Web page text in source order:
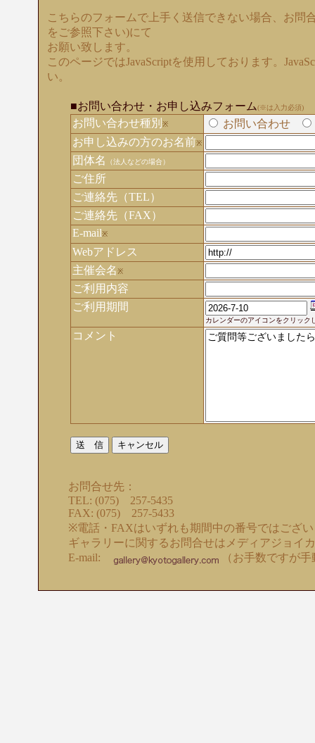
こちらのフォームで上手く送信できない場合、お問
をご参照下さい)にて
お願い致します。
このページではJavaScriptを使用しております。
い。
■お問い合わせ・お申し込みフォーム(※は入力必須)
お問い合わせ種別 ※ お問い合わせ
お申し込みの方のお名前※
団体名 （法人などの場合）
ご住所
ご連絡先（TEL）
ご連絡先（FAX）
E-mail※
Webアドレス
主催会名※
ご利用内容
ご利用期間
カレンダーのアイコンをクリック
コメント
お問合せ先：
TEL: (075) 257-5435
FAX: (075) 257-5433
※電話・FAXはいずれも期間中の番号ではござ
ギャラリーに関するお問合せはメディアジョイ
E-mail:
（お手数ですが